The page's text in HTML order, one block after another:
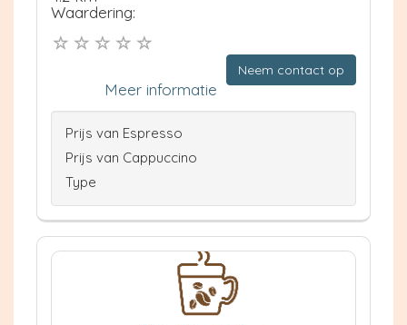
Waardering:
Neem contact op
Meer informatie
Prijs van Espresso
Prijs van Cappuccino
Type